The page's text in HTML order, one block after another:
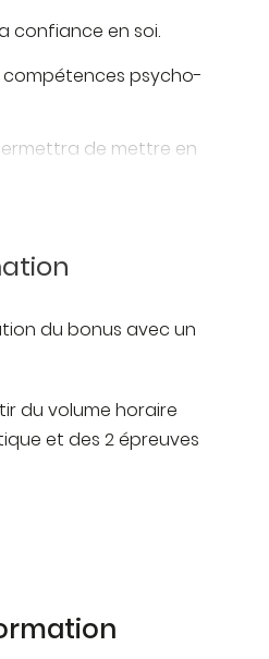
confiance en soi.
psycho-
de mettre en
anatomiques,
réalisation d’exercices
individuels et collectifs.
du bonus avec un
du volume horaire
et des 2 épreuves